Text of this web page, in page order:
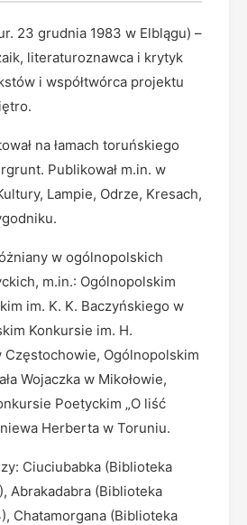
23 grudnia 1983 w Elblągu) –
literaturoznawca i krytyk
i współtwórca projektu
na łamach toruńskiego
Publikował m.in. w
Lampie, Odrze, Kresach,
w ogólnopolskich
m.in.: Ogólnopolskim
im. K. K. Baczyńskiego w
Konkursie im. H.
Ogólnopolskim
Wojaczka w Mikołowie,
Poetyckim „O liść
Herberta w Toruniu.
Ciuciubabka (Biblioteka
Abrakadabra (Biblioteka
Chatamorgana (Biblioteka